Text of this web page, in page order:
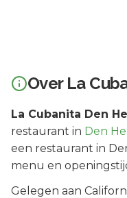
Over La
La Cubanita Den
restaurant in Den
een restaurant in
menu en
Gelegen aan